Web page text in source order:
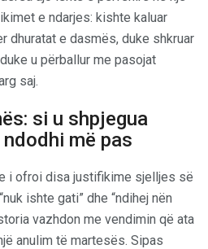
e ndarjes: kishte kaluar
dhuratat e dasmës, duke shkruar
u përballur me pasojat
saj.
si u shpjegua
më pas
i ofroi disa justifikime sjelljes së
ishte gati” dhe “ndihej nën
vazhdon me vendimin që ata
anulim të martesës. Sipas